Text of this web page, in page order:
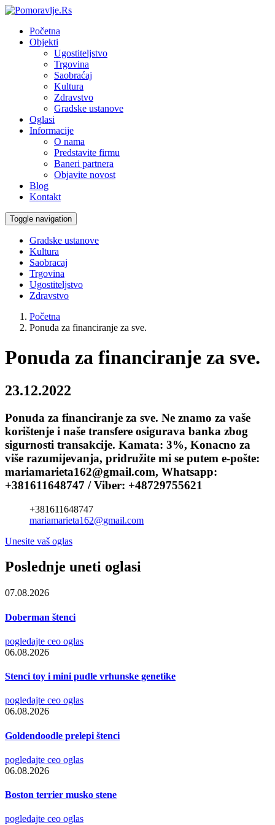
Početna
Objekti
Ugostiteljstvo
Trgovina
Saobraćaj
Kultura
Zdravstvo
Gradske ustanove
Oglasi
Informacije
O nama
Predstavite firmu
Baneri partnera
Objavite novost
Blog
Kontakt
Toggle navigation
Gradske ustanove
Kultura
Saobracaj
Trgovina
Ugostiteljstvo
Zdravstvo
Početna
Ponuda za financiranje za sve.
Ponuda za financiranje za sve.
23.12.2022
Ponuda za financiranje za sve. Ne znamo za vaše
korištenje i naše transfere osigurava banka zbog
sigurnosti transakcije. Kamata: 3%, Konacno za
više razumijevanja, pridružite mi se putem e-pošte:
mariamarieta162@gmail.com, Whatsapp:
+381611648747 / Viber: +48729755621
+381611648747
mariamarieta162@gmail.com
Unesite vaš oglas
Poslednje uneti oglasi
07.08.2026
Doberman štenci
pogledajte ceo oglas
06.08.2026
Stenci toy i mini pudle vrhunske genetike
pogledajte ceo oglas
06.08.2026
Goldendoodle prelepi štenci
pogledajte ceo oglas
06.08.2026
Boston terrier musko stene
pogledajte ceo oglas